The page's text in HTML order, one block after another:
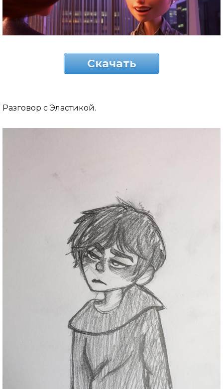
Скачать
Разговор с Эластикой.